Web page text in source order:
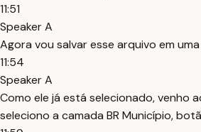
11:51
Speaker A
Agora vou salvar esse arquivo em
11:54
Speaker A
Como ele já está selecionado, venho
seleciono a camada BR Município,